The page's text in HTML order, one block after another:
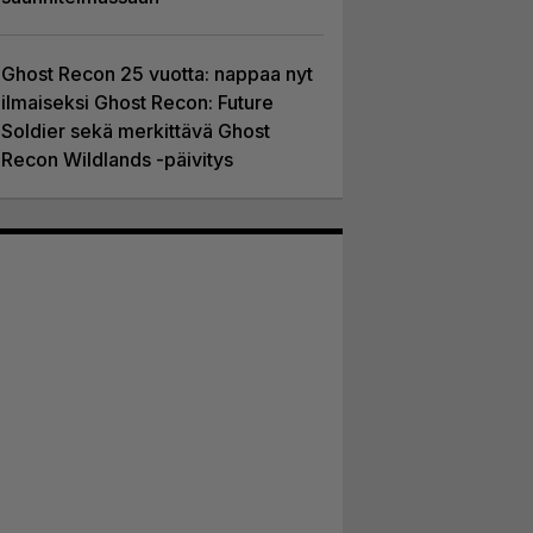
Ghost Recon 25 vuotta: nappaa nyt
ilmaiseksi Ghost Recon: Future
Soldier sekä merkittävä Ghost
Recon Wildlands -päivitys